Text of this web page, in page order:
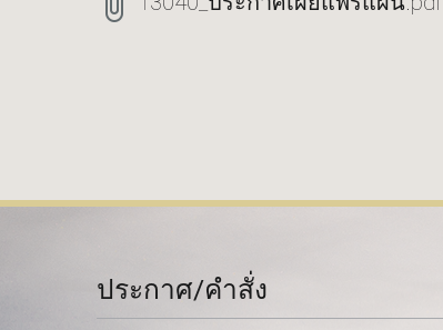
ประกาศ/คำสั่ง